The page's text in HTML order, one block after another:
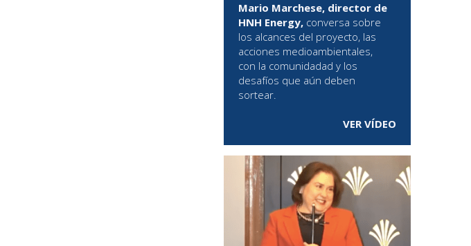
Mario Marchese, director de
HNH Energy, conversa sobre
los alcances del proyecto, las
acciones medioambientales,
con la comunidadad y los
desafíos que aún deben
sortear.
VER VÍDEO